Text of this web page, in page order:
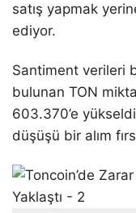
satış yapmak
ediyor.
Santiment verileri
bulunan TON
603.370’e
düşüşü bir alım